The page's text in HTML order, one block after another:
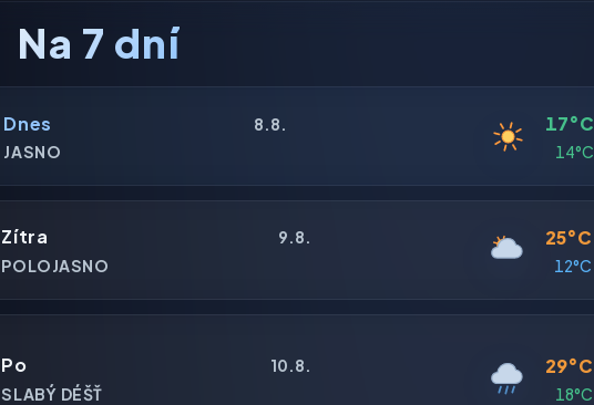
Na 7 dní
Dnes
8.8.
JASNO
17°C
14°C
Zítra
9.8.
POLOJASNO
25°C
12°C
Po
10.8.
SLABÝ DÉŠŤ
29°C
18°C